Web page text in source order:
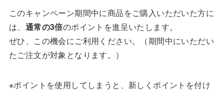
このキャンペーン期間中に商品をご購入いただいた方に
は、 通常の3倍のポイントを進呈いたします。
ぜひ、この機会にご利用ください。（期間中にいただい
たご注文が対象となります。）
※ポイントを使用してしまうと、新しくポイントを付け